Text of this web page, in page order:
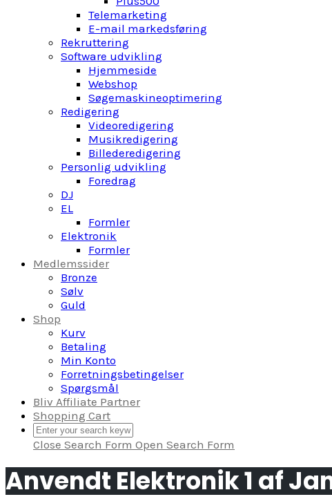
Telemarketing
E-mail markedsføring
Rekruttering
Software udvikling
Hjemmeside
Webshop
Søgemaskineoptimering
Redigering
Videoredigering
Musikredigering
Billederedigering
Personlig udvikling
Foredrag
DJ
EL
Formler
Elektronik
Formler
Medlemssider
Bronze
Sølv
Guld
Shop
Kurv
Betaling
Min Konto
Forretningsbetingelser
Spørgsmål
Bliv Affiliate Partner
Shopping Cart
Close Search Form Open Search Form
Anvendt Elektronik 1 af